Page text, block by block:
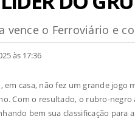
vence o Ferroviário e
às 17:36
em casa, não fez um grande
Com o resultado, o rubro-
bem sua classificação para